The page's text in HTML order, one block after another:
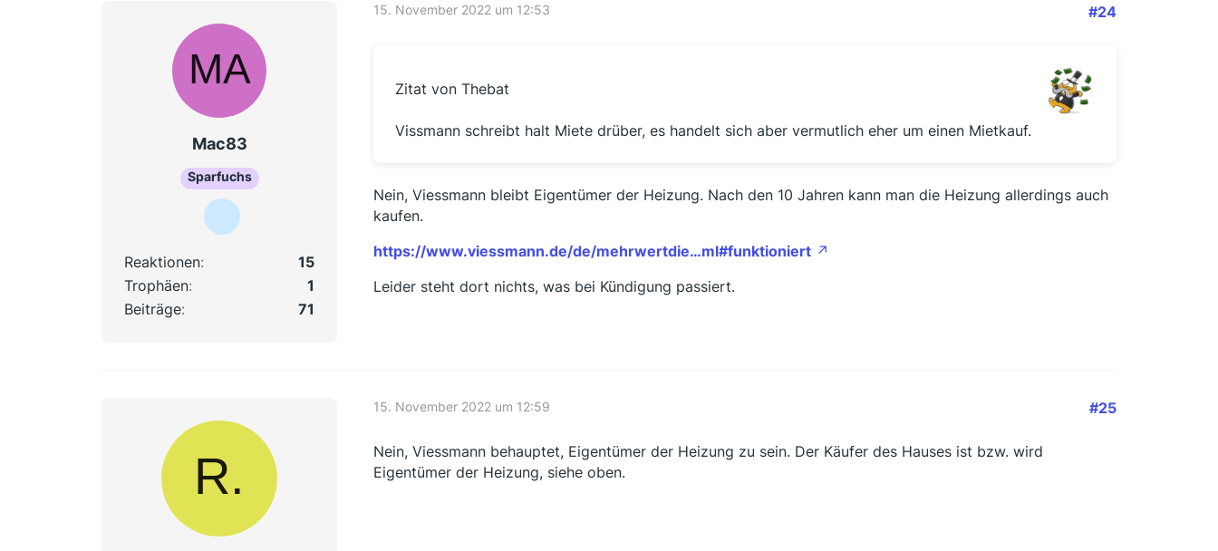
Mac83
Sparfuchs
Reaktionen
15
Trophäen
1
Beiträge
71
15. November 2022 um 12:53 #24
Zitat von Thebat
Vissmann schreibt halt Miete drüber, es handelt sich aber vermutlich eher um einen Mietkauf.
Nein, Viessmann bleibt Eigentümer der Heizung. Nach den 10 Jahren kann man die Heizung allerdings auch
kaufen.
https://www.viessmann.de/de/mehrwertdie…ml#funktioniert
Leider steht dort nichts, was bei Kündigung passiert.
15. November 2022 um 12:59 #25
Nein, Viessmann behauptet, Eigentümer der Heizung zu sein. Der Käufer des Hauses ist bzw. wird
Eigentümer der Heizung, siehe oben.